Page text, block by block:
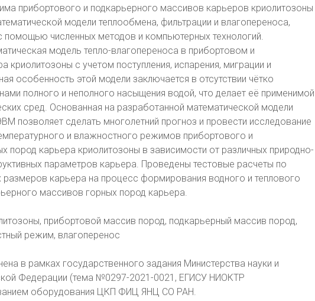
прибортового и подкарьерного массивов карьеров криолитозоны
модели теплообмена, фильтрации и влагопереноса,
помощью численных методов и компьютерных технологий.
модель тепло-влагопереноса в прибортовом и
криолитозоны с учетом поступления, испарения, миграции и
особенность этой модели заключается в отсутствии чётко
полного и неполного насыщения водой, что делает её применимой
сред. Основанная на разработанной математической модели
позволяет сделать многолетний прогноз и провести исследование
и влажностного режимов прибортового и
пород карьера криолитозоны в зависимости от различных природно-
параметров карьера. Проведены тестовые расчеты по
размеров карьера на процесс формирования водного и теплового
массивов горных пород карьера.
прибортовой массив пород, подкарьерный массив пород,
режим, влагоперенос
в рамках государственного задания Министерства науки и
Федерации (тема №0297-2021-0021, ЕГИСУ НИОКТР
оборудования ЦКП ФИЦ ЯНЦ СО РАН.